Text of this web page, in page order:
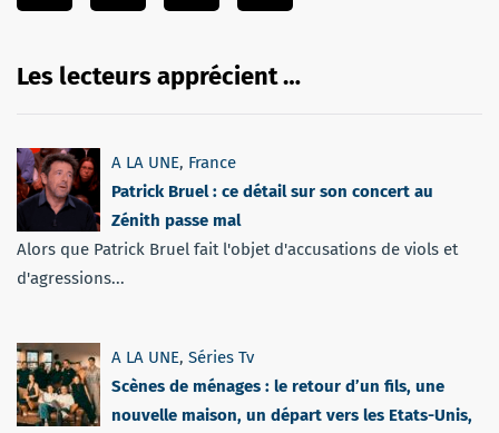
Les lecteurs apprécient …
A LA UNE, France
Patrick Bruel : ce détail sur son concert au
Zénith passe mal
Alors que Patrick Bruel fait l'objet d'accusations de viols et
d'agressions...
A LA UNE, Séries Tv
Scènes de ménages : le retour d’un fils, une
nouvelle maison, un départ vers les Etats-Unis,